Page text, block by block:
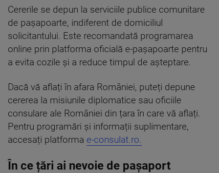
Cererile se depun la serviciile publice comunitare
de pașapoarte, indiferent de domiciliul
solicitantului. Este recomandată programarea
online prin platforma oficială e-pașapoarte pentru
a evita cozile și a reduce timpul de așteptare.
Dacă vă aflați în afara României, puteți depune
cererea la misiunile diplomatice sau oficiile
consulare ale României din țara în care vă aflați.
Pentru programări și informații suplimentare,
accesați platforma e-consulat.ro.
În ce țări ai nevoie de pașaport